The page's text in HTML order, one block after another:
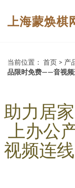
上海蒙焕棋
当前位置： 首页 > 产
品限时免费——音视频
助力居
上办公
视频连